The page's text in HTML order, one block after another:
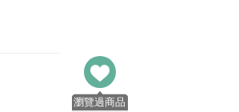
瀏覽過商品